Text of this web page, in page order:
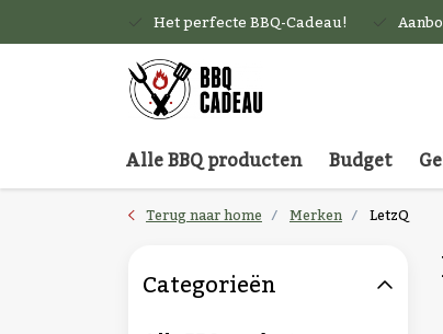
Het perfecte BBQ-Cadeau!
Alle BBQ producten Budget
Terug naar home Merken LetzQ
Categorieën